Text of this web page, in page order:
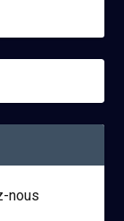
nous